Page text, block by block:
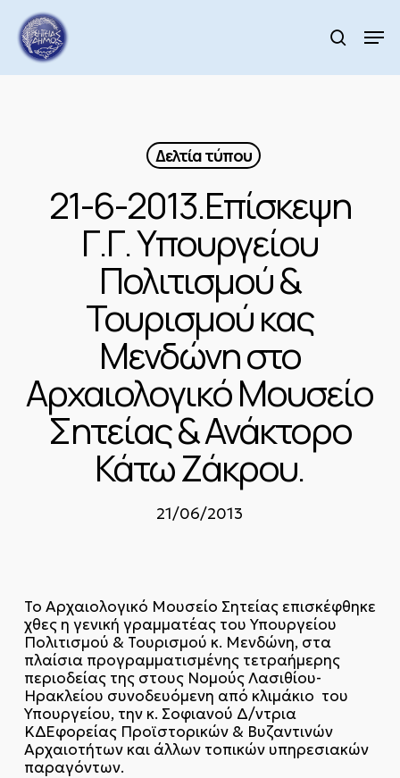
main
content
search
Δελτία τύπου
21-6-2013.Επίσκεψη
Γ.Γ. Υπουργείου
Πολιτισμού &
Τουρισμού κας
Μενδώνη στο
Αρχαιολογικό Μουσείο
Σητείας & Ανάκτορο
Κάτω Ζάκρου.
21/06/2013
Το Αρχαιολογικό Μουσείο Σητείας επισκέφθηκε
χθες η γενική γραμματέας του Υπουργείου
Πολιτισμού & Τουρισμού κ. Μενδώνη, στα
πλαίσια προγραμματισμένης τετραήμερης
περιοδείας της στους Νομούς Λασιθίου-
Ηρακλείου συνοδευόμενη από κλιμάκιο του
Υπουργείου, την κ. Σοφιανού Δ/ντρια
ΚΔ΄Εφορείας Προϊστορικών & Βυζαντινών
Αρχαιοτήτων και άλλων τοπικών υπηρεσιακών
παραγόντων.
Menu